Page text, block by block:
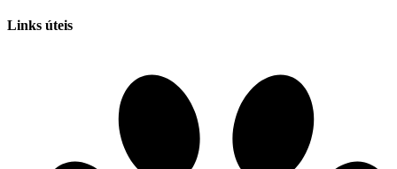
Links úteis